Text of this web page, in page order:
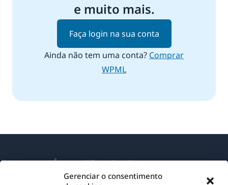
Gerenciar o consentimento
e muito mais.
Faça login na sua conta
Ainda não tem uma conta? Comprar
WPML